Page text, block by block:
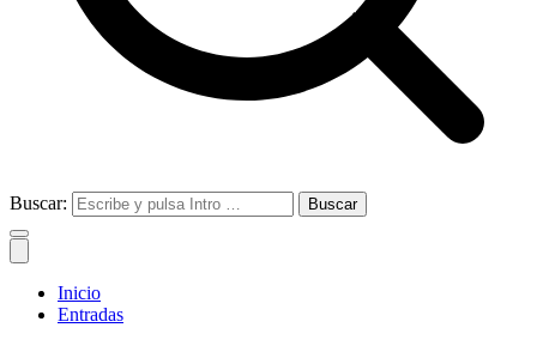
Buscar:
Inicio
Entradas